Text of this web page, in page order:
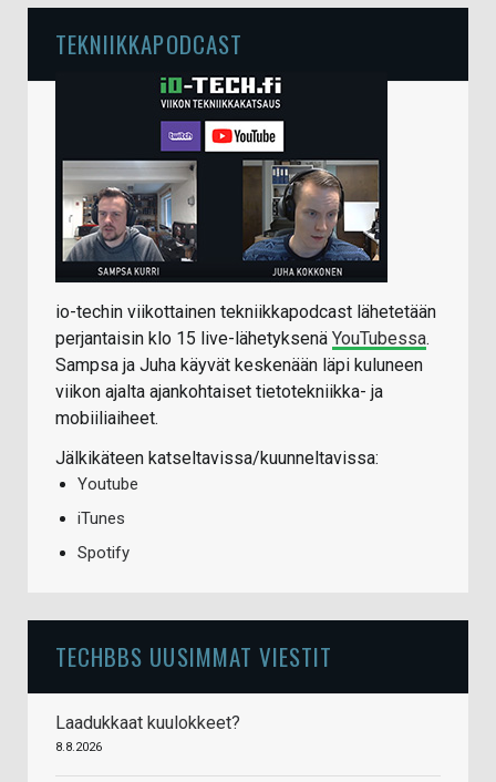
TEKNIIKKAPODCAST
io-techin viikottainen tekniikkapodcast lähetetään
perjantaisin klo 15 live-lähetyksenä YouTubessa.
Sampsa ja Juha käyvät keskenään läpi kuluneen
viikon ajalta ajankohtaiset tietotekniikka- ja
mobiiliaiheet.
Jälkikäteen katseltavissa/kuunneltavissa:
Youtube
iTunes
Spotify
TECHBBS UUSIMMAT VIESTIT
Laadukkaat kuulokkeet?
8.8.2026